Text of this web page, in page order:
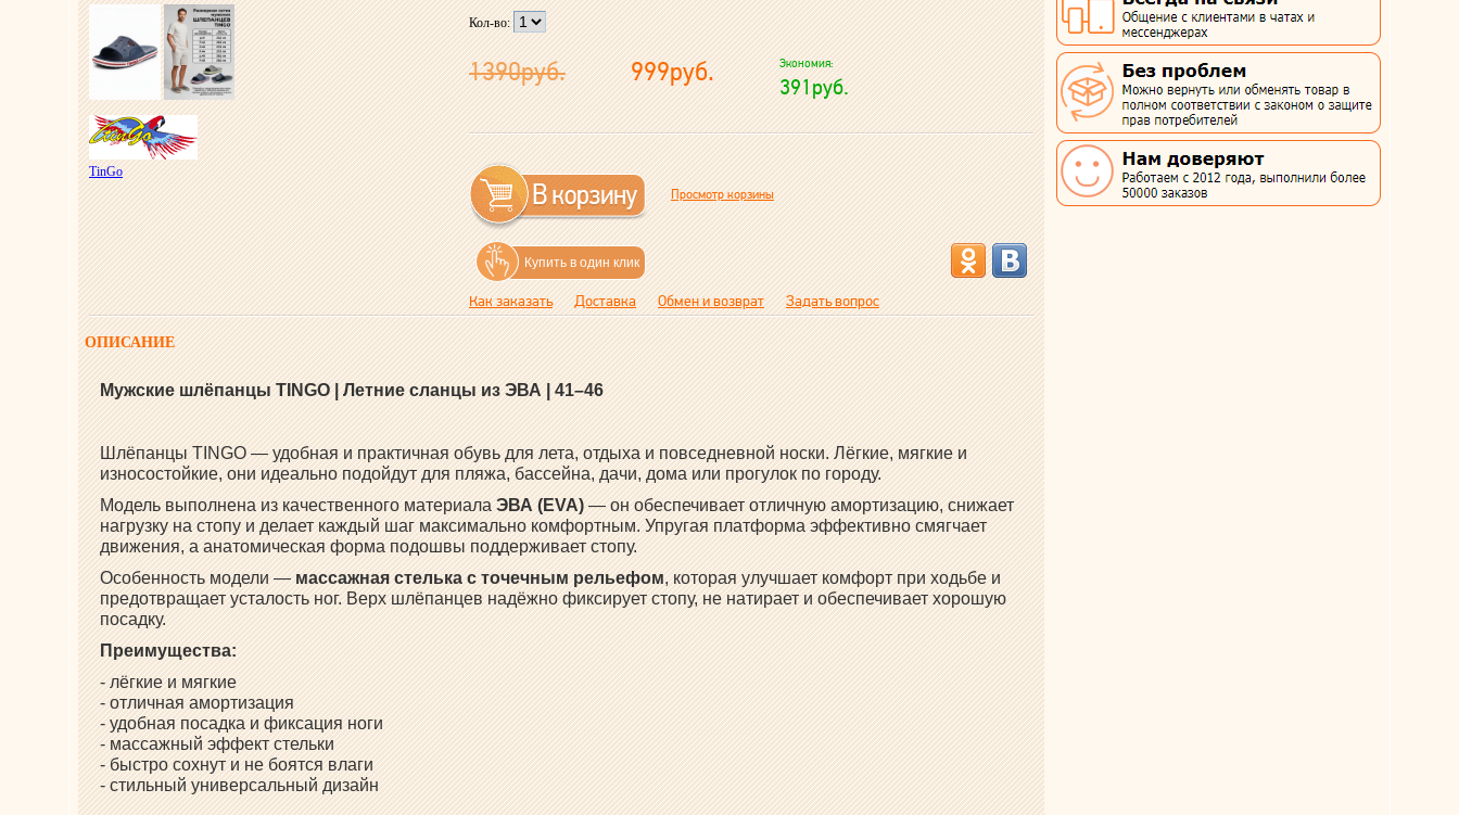
TinGo
Кол-во:
1390руб. 999руб. Экономия:
391руб.
Просмотр корзины
Купить в один клик
Как заказать Доставка Обмен и возврат Задать вопрос
ОПИСАНИЕ
Мужские шлёпанцы TINGO | Летние сланцы из ЭВА | 41–46
ШлёпанцыTINGO— удобная и практичная обувь для лета, отдыха и повседневной носки. Лёгкие, мягкие и
износостойкие, они идеально подойдут для пляжа, бассейна, дачи, дома или прогулок по городу.
Модель выполнена из качественного материалаЭВА (EVA)— он обеспечивает отличную амортизацию, снижает
нагрузку на стопу и делает каждый шаг максимально комфортным. Упругая платформа эффективно смягчает
движения, а анатомическая форма подошвы поддерживает стопу.
Особенность модели —массажная стелька с точечным рельефом, которая улучшает комфорт при ходьбе и
предотвращает усталость ног. Верх шлёпанцев надёжно фиксирует стопу, не натирает и обеспечивает хорошую
посадку.
Преимущества:
- лёгкие и мягкие
- отличная амортизация
- удобная посадка и фиксация ноги
- массажный эффект стельки
- быстро сохнут и не боятся влаги
- стильный универсальный дизайн